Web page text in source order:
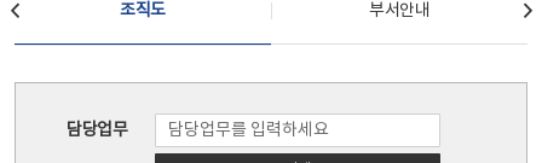
조직도 부서안내
담당업무